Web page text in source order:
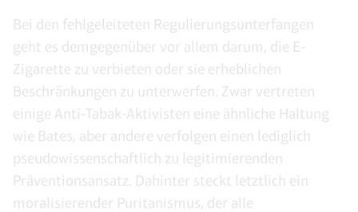
Bei den fehlgeleiteten Regulierungsunterfangen
geht es demgegenüber vor allem darum, die E-
Zigarette zu verbieten oder sie erheblichen
Beschränkungen zu unterwerfen. Zwar vertreten
einige Anti-Tabak-Aktivisten eine ähnliche Haltung
wie Bates, aber andere verfolgen einen lediglich
pseudowissenschaftlich zu legitimierenden
Präventionsansatz. Dahinter steckt letztlich ein
moralisierender Puritanismus, der alle